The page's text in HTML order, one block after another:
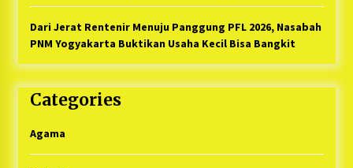
Dari Jerat Rentenir Menuju Panggung PFL 2026, Nasabah
PNM Yogyakarta Buktikan Usaha Kecil Bisa Bangkit
Categories
Agama